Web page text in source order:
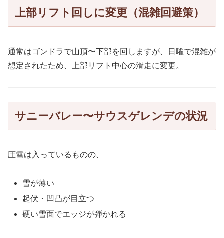
上部リフト回しに変更（混雑回避策）
通常はゴンドラで山頂〜下部を回しますが、日曜で混雑が
想定されたため、上部リフト中心の滑走に変更。
サニーバレー〜サウスゲレンデの状況
圧雪は入っているものの、
雪が薄い
起伏・凹凸が目立つ
硬い雪面でエッジが弾かれる